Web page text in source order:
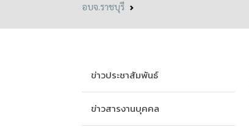
อบจ.ราชบุรี
ข่าวประชาสัมพันธ์
ข่าวสารงานบุคคล